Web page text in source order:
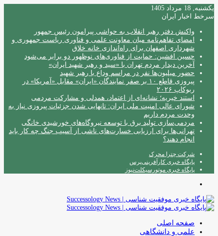
یکشنبه, 18 مرداد 1405
سرخط اخبار ایران
واکنش دفتر رهبر انقلاب به حواشی پیرامون رئیس جمهور
امضای تفاهم‌نامه میان معاونت علمی و فناوری ریاست جمهوری و
شهرداری اصفهان برای راه‌اندازی خانه خلاق
حسین افشین: حمایت از فناوری‌های نوظهور دو برابر می‌شود
آخرین دیدار مردم تهران با «سید و رهبر شهید ایران»
حضور میلیون‌ها نفر در مراسم وداع با رهبر شهید
پیروزی قاطع ۱۰ بر صفر نمایندگان «ایران» مقابل «آمریکا» در
ربوکاپ ۲۰۲۶
استند خیریه؛ نشانه‌ای از اعتماد، همدلی و مشارکت مردمی
شورای عالی امنیت ملی ایران: تانهایی شدن جزئیات پیروزی نیاز به
وحدت مردم داریم
مردمی‌سازی تولید برق با توسعه نیروگاه‌های خورشیدی خانگی
تهرانی‌ها برای ارزیابی خسارت‌های ناشی از آسیب جنگ چه کار باید
انجام دهند؟
شرکت چترا محرک
پایگاه خبری کارآفرینی‌پرس
پایگاه خبری موتورسیکلت‌نیوز
صفحه اصلی
علمی و دانشگاهی